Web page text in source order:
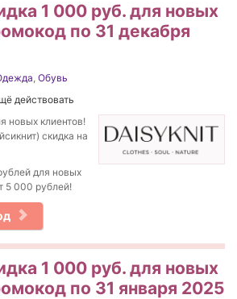
1 000 руб. для новых
по 31 декабря
, Обувь
действовать
новых клиентов!
скидка на
для новых
5 000 рублей!
1 000 руб. для новых
по 31 января 2025